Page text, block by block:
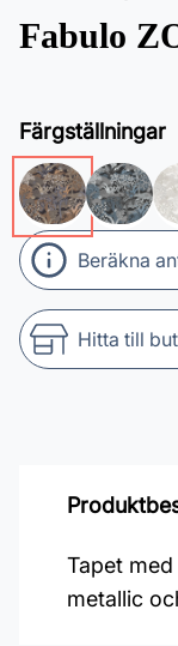
Fabulo
Färgställningar
Beräkna
Hitta till
Tapet
metallic